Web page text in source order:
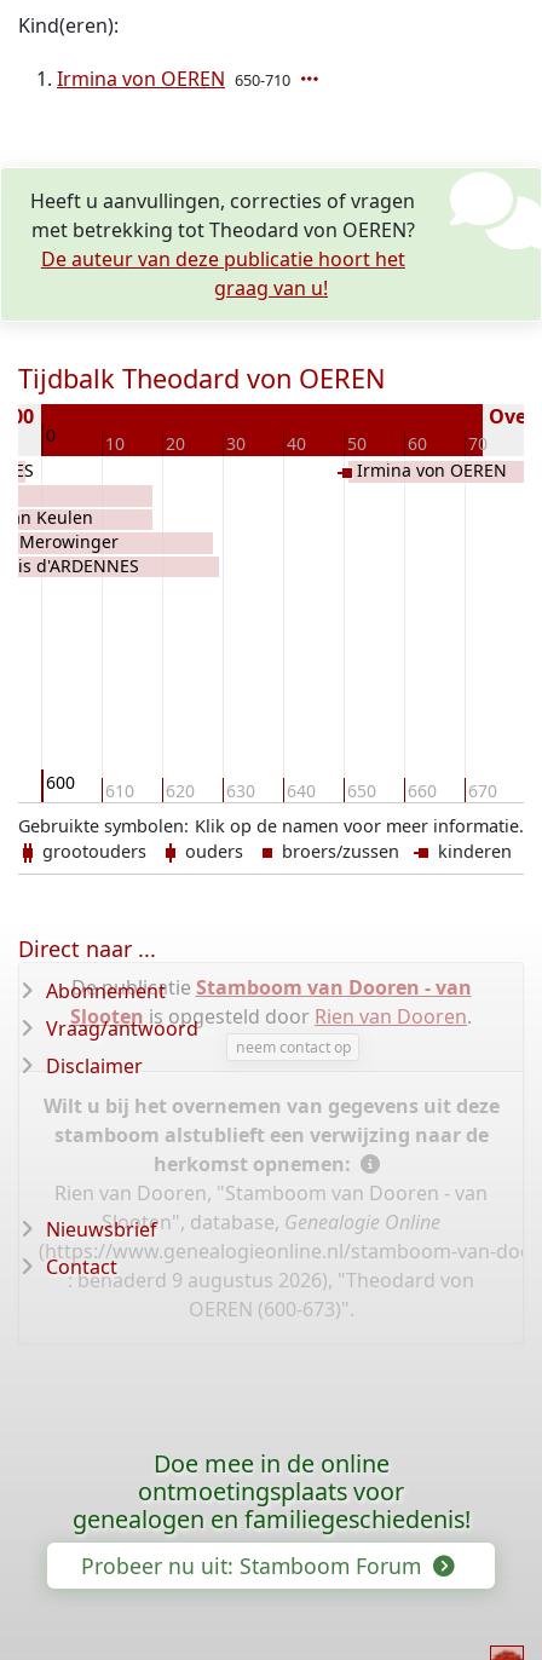
Kind(eren):
Irmina von OEREN 650-710
Heeft u aanvullingen, correcties of vragen
met betrekking tot Theodard von OEREN?
De auteur van deze publicatie hoort het
graag van u!
Tijdbalk Theodard von OEREN
0 10 20 30 40 50 60 70
600 610 620 630 640 650 660 670
Keulen
Merowinger
d'ARDENNES
Irmina von OEREN
Klik op de namen voor meer informatie.
Gebruikte symbolen:
grootouders
ouders broers/zussen kinderen
De publicatie Stamboom van Dooren - van
Slooten is opgesteld door Rien van Dooren.
neem contact op
Wilt u bij het overnemen van gegevens uit deze
stamboom alstublieft een verwijzing naar de
herkomst opnemen:
Rien van Dooren, "Stamboom van Dooren - van
Slooten", database, Genealogie Online
(https://www.genealogieonline.nl/stamboom-van-
: benaderd 9 augustus 2026), "Theodard von
OEREN (600-673)".
Direct naar ...
Abonnement
Vraag/antwoord
Disclaimer
Nieuwsbrief
Contact
Doe mee in de online
ontmoetingsplaats voor
genealogen en familiegeschiedenis!
Probeer nu uit: Stamboom Forum